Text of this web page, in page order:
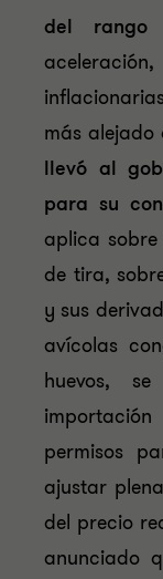
del rango
más
llevó al
para su
aplica
de tira,
y sus
avícolas
huevos,
permisos
ajustar
del precio
anunciado